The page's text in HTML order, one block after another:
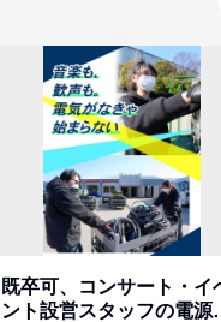
既卒可、コンサート・イ
ント設営スタッフの電源